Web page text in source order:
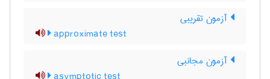
آزمون تقریبی
approximate test
آزمون مجانبی